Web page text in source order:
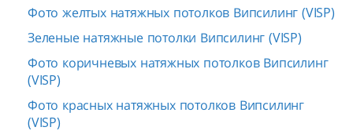
Фото желтых натяжных потолков Випсилинг (VISP)
Зеленые натяжные потолки Випсилинг (VISP)
Фото коричневых натяжных потолков Випсилинг
(VISP)
Фото красных натяжных потолков Випсилинг
(VISP)